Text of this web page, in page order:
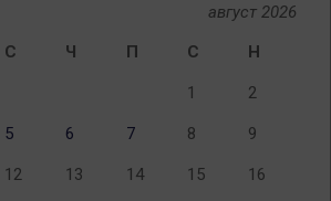
август 2026
С Ч П С Н
1 2
5 6 7 8 9
12 13 14 15 16